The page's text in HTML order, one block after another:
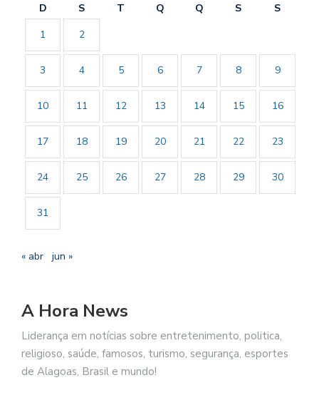
D S T Q Q S
S
1
2
3 4 5 6 7 8 9
10 11 12 13 14 15 16
17 18 19 20 21 22 23
24 25 26 27 28 29 30
31
« abr jun »
A Hora News
Liderança em notícias sobre entretenimento, politica,
religioso, saúde, famosos, turismo, segurança, esportes
de Alagoas, Brasil e mundo!